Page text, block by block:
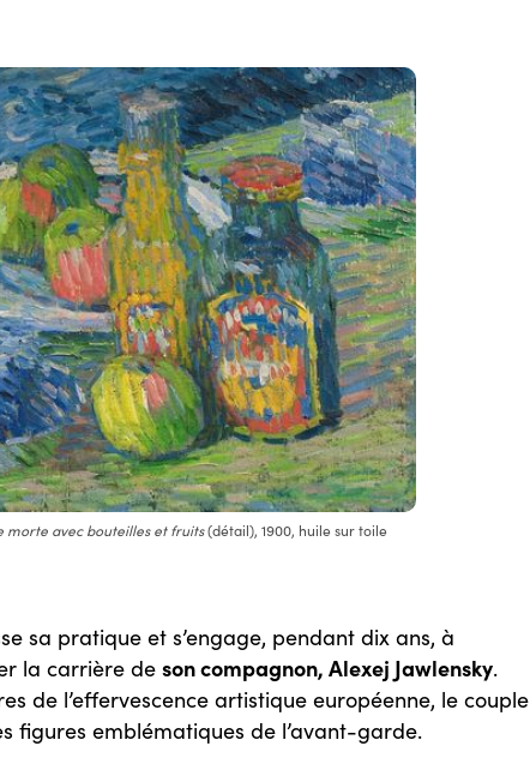
morte avec bouteilles et fruits(détail), 1900, huile sur toile
sa pratique et s’engage, pendant dix ans, à
la carrière deson compagnon, Alexej Jawlensky.
de l’effervescence artistique européenne, le couple
figures emblématiques de l’avant-garde.